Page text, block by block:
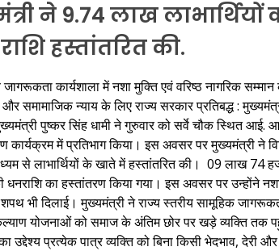
ने 9.74 लाख लाभार्थियों
हस्तांतरित की.
जागरूकता कार्यशाला में नशा मुक्ति एवं वरिष्ठ नागरिक
समामाजिक न्याय के लिए राज्य सरकार प्रतिबद्ध :
पुष्कर सिंह धामी ने गुरुवार को सर्वे चौक स्थित आई.
कार्यक्रम में प्रतिभाग किया। इस अवसर पर मुख्यमंत्री ने
से लाभार्थियों के खाते में हस्तांतरित की। 09 लाख 74
धनराशि का हस्तांतरण किया गया। इस अवसर पर उन्होंने
भी दिलाई। मुख्यमंत्री ने राज्य स्तरीय सामूहिक
योजनाओं को समाज के अंतिम छोर पर खड़े व्यक्ति तक
उद्देश्य प्रत्येक पात्र व्यक्ति को बिना किसी भेदभाव, देरी